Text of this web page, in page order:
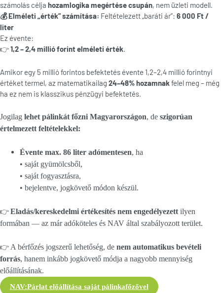
számolás célja hozamlogika megértése csupán, nem üzleti modell.
💰Elméleti „érték” számítása: Feltételezett „baráti ár”: 6 000 Ft /
liter
Ez évente:
👉1,2 – 2,4 millió forint elméleti érték.
Amikor egy 5 millió forintos befektetés évente 1,2–2,4 millió forintnyi
értéket termel, az matematikailag 24–48% hozamnakfelel meg – még
ha ez nem is klasszikus pénzügyi befektetés.
Jogilag lehet pálinkát főzni Magyarországon, de szigorúan
értelmezett feltételekkel:
Évente max. 86 liter adómentesen, ha
• saját gyümölcsből,
• saját fogyasztásra,
• bejelentve, jogkövető módon készül.
👉Eladás/kereskedelmi értékesítés nem engedélyezett ilyen
formában — az már adóköteles és NAV által szabályozott terület.
👉 A bérfőzés jogszerű lehetőség, de nem automatikus bevételi
forrás, hanem inkább jogkövető módja a nagyobb mennyiség
előállításának.
NAV:Párlat előállítása saját pálinkafőzővel